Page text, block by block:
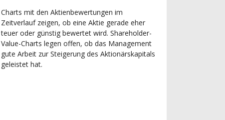
Charts mit den Aktienbewertungen im
Zeitverlauf zeigen, ob eine Aktie gerade eher
teuer oder günstig bewertet wird. Shareholder-
Value-Charts legen offen, ob das Management
gute Arbeit zur Steigerung des Aktionärskapitals
geleistet hat.